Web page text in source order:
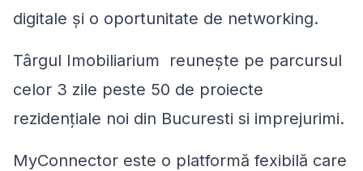
digitale și o oportunitate de networking.
Târgul Imobiliarium reunește pe parcursul
celor 3 zile peste 50 de proiecte
rezidențiale noi din Bucuresti si imprejurimi.
MyConnector este o platformă fexibilă care